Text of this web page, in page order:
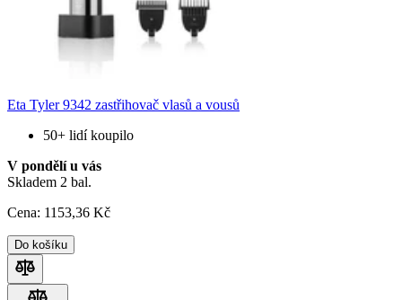
Eta Tyler 9342 zastřihovač vlasů a vousů
50+ lidí koupilo
V pondělí u vás
Skladem 2 bal.
Cena: 1153,36 Kč
Do košíku
Porovnat